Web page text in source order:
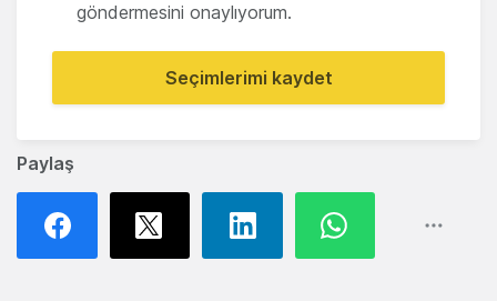
Paylaş
göndermesini onaylıyorum.
Seçimlerimi kaydet